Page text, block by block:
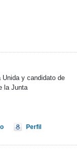
Unida y candidato de
la Junta
Perfil